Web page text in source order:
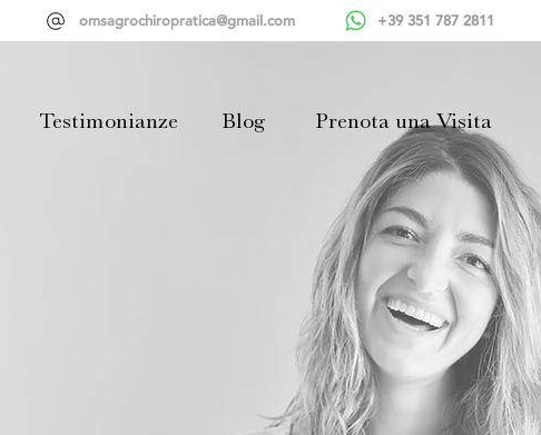
omsagrochiropratica@gmail.com +39 351 787 2811
Testimonianze Blog Prenota una Visita